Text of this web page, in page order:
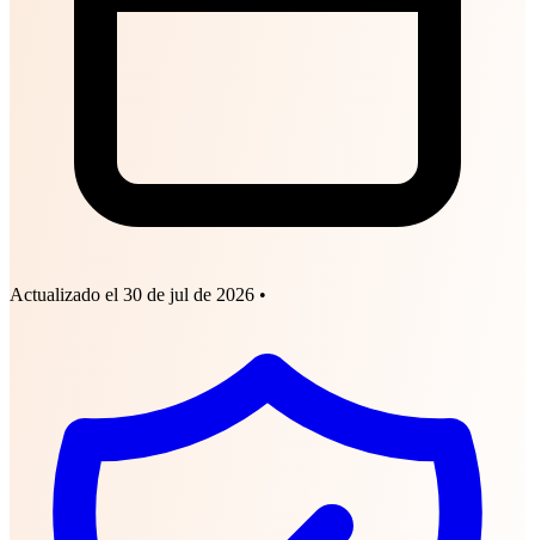
Actualizado el 30 de jul de 2026 •